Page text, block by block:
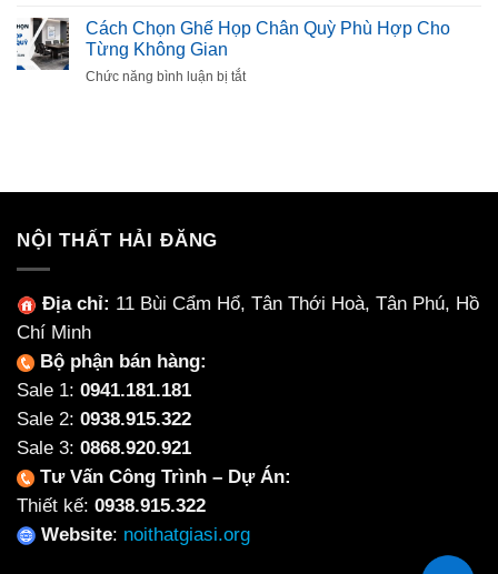
Ưa
Chuộng
Chọn
Êm,
ăn
Ceramic
Không?
Cách Chọn Ghế Họp Chân Quỳ Phù Hợp Cho
Từng Không Gian
Chức năng bình luận bị tắtở
Quỳ
Không
NỘI THẤT HẢI ĐĂNG
Địa chỉ: 11 Bùi Cẩm Hổ, Tân Thới Hoà, Tân Phú, Hồ
Chí Minh
Bộ phận bán hàng:
Sale 1: 0941.181.181
Sale 2: 0938.915.322
Sale 3: 0868.920.921
Tư Vấn Công Trình – Dự Án:
Thiết kế: 0938.915.322
Website: noithatgiasi.org